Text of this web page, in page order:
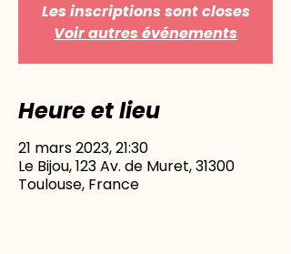
Les inscriptions sont closes
Voir autres événements
Heure et lieu
21 mars 2023, 21:30
Le Bijou, 123 Av. de Muret, 31300
Toulouse, France